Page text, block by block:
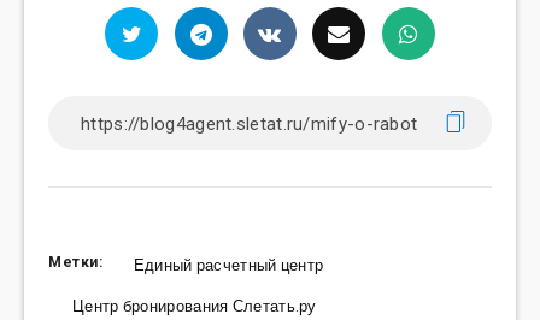
Метки:
Единый расчетный центр
Центр бронирования Слетать.ру